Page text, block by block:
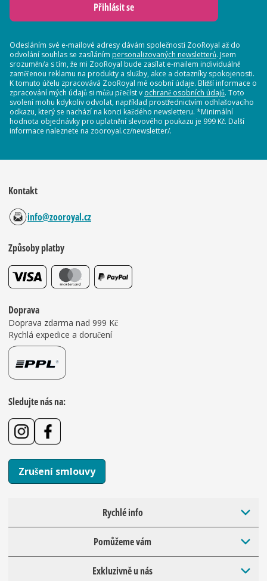
Přihlásit se
Odesláním své e-mailové adresy dávám společnosti ZooRoyal až do
odvolání souhlas se zasíláním personalizovaných newsletterů. Jsem
srozuměn/a s tím, že mi ZooRoyal bude zasílat e-mailem individuálně
zaměřenou reklamu na produkty a služby, akce a dotazníky spokojenosti.
K tomuto účelu zpracovává ZooRoyal mé osobní údaje. Bližší informace o
zpracování mých údajů si můžu přečíst v ochraně osobních údajů. Toto
svolení mohu kdykoliv odvolat, například prostřednictvím odhlašovacího
odkazu, který se nachází na konci každého newsletteru. *Minimální
hodnota objednávky pro uplatnění slevového poukazu je 999 Kč. Další
informace naleznete na zooroyal.cz/newsletter/.
Kontakt
info@zooroyal.cz
Způsoby platby
Doprava
Doprava zdarma nad 999 Kč
Rychlá expedice a doručení
Sledujte nás na:
Zrušení smlouvy
Rychlé info
Pomůžeme vám
Exkluzivně u nás